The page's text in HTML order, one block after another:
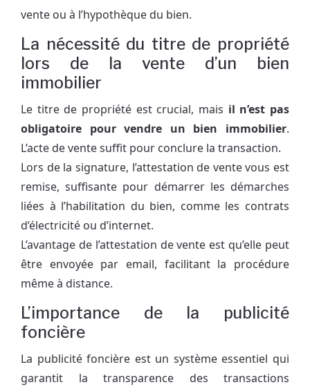
vente ou à l’hypothèque du bien.
La nécessité du titre de propriété
lors de la vente d’un bien
immobilier
Le titre de propriété est crucial, mais il n’est pas
obligatoire pour vendre un bien immobilier.
L’acte de vente suffit pour conclure la transaction.
Lors de la signature, l’attestation de vente vous est
remise, suffisante pour démarrer les démarches
liées à l’habilitation du bien, comme les contrats
d’électricité ou d’internet.
L’avantage de l’attestation de vente est qu’elle peut
être envoyée par email, facilitant la procédure
même à distance.
L’importance de la publicité
foncière
La publicité foncière est un système essentiel qui
garantit la transparence des transactions